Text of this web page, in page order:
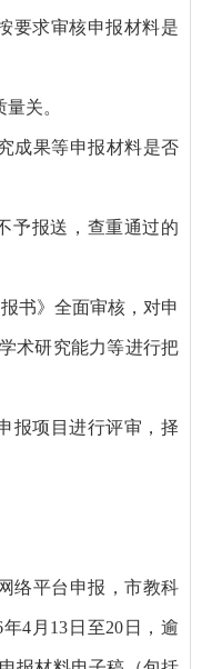
要求审核申报材料是
关。
成果等申报材料是否
予报送，查重通过的
书》全面审核，对申
术研究能力等进行把
报项目进行评审，择
络平台申报，市教科
4月13日至20日，逾